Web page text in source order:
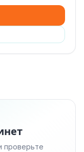
проверьте